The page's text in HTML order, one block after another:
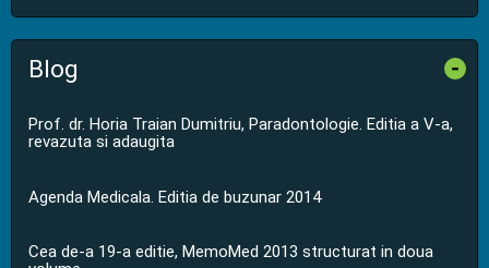
Blog -
Prof. dr. Horia Traian Dumitriu, Paradontologie. Editia a V-a,
revazuta si adaugita
Agenda Medicala. Editia de buzunar 2014
Cea de-a 19-a editie, MemoMed 2013 structurat in doua